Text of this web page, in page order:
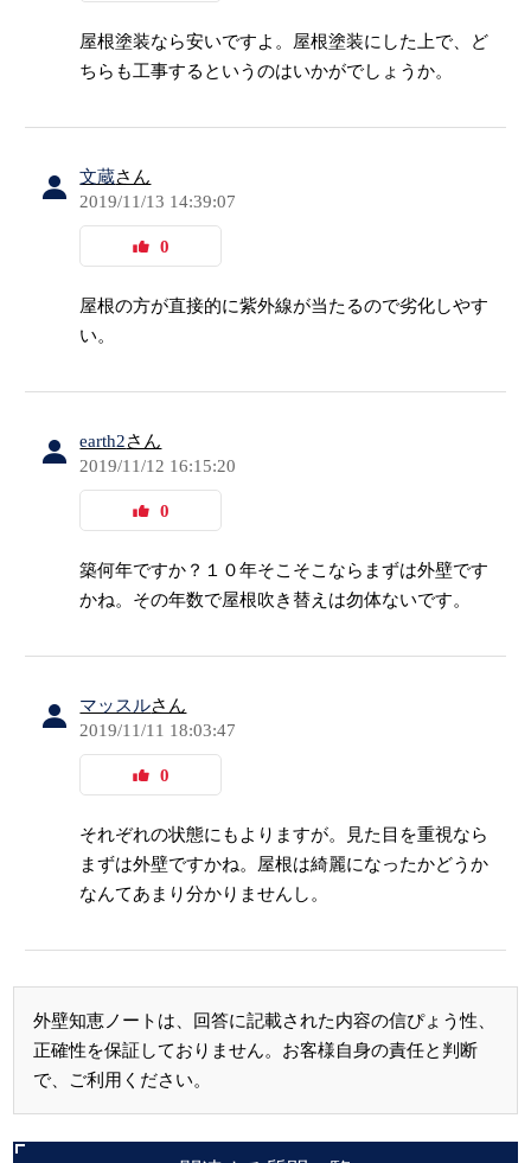
屋根塗装なら安いですよ。屋根塗装にした上で、ど
ちらも工事するというのはいかがでしょうか。
文蔵さん
2019/11/13 14:39:07
0
屋根の方が直接的に紫外線が当たるので劣化しやす
い。
earth2さん
2019/11/12 16:15:20
0
築何年ですか？１０年そこそこならまずは外壁です
かね。その年数で屋根吹き替えは勿体ないです。
マッスルさん
2019/11/11 18:03:47
0
それぞれの状態にもよりますが。見た目を重視なら
まずは外壁ですかね。屋根は綺麗になったかどうか
なんてあまり分かりませんし。
外壁知恵ノートは、回答に記載された内容の信ぴょう性、
正確性を保証しておりません。お客様自身の責任と判断
で、ご利用ください。